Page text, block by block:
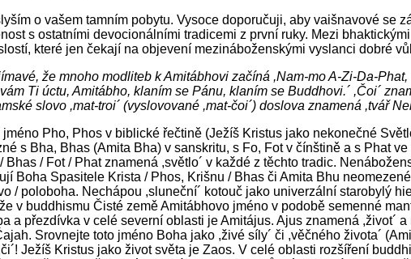
o vašem tamním pobytu. Vysoce doporučuji, aby vaišnavové se
s ostatními devocionálními tradicemi z první ruky. Mezi
které jen čekají na objevení mezináboženskými vyslanci dobré
že mnoho modliteb k Amitábhovi začíná ,Nam-mo A-Zi-Da-
Ti úctu, Amitábho, klaním se Pánu, klaním se Buddhovi.´ ,Čoi´
slovo ,mat-troi´ (vyslovované ,mat-čoi´) doslova znamená ,tvář
jméno Pho, Phos v biblické řečtině (Ježíš Kristus jako nekonečné
s Bha, Bhas (Amita Bha) v sanskritu, s Fo, Fot v čínštině a s Phat
Bhas / Fot / Phat znamená ,světlo´ v každé z těchto tradic.
Boha Spasitele Krista / Phos, Krišnu / Bhas či Amita Bhu
/ poloboha. Nechápou ,sluneční´ kotouč jako univerzální starobylý
v buddhismu Čisté země Amitábhovo jméno v podobě semenné
a přezdívka v celé severní oblasti je Amitájus. Ajus znamená ,život´
Srovnejte toto jméno Boha jako ,živé síly´ či ,věčného života´
Ježíš Kristus jako život světa je Zaos. V celé oblasti rozšíření